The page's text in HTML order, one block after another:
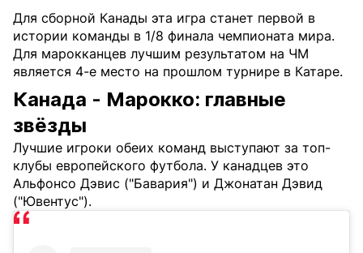
Для сборной Канады эта игра станет первой в
истории команды в 1/8 финала чемпионата мира.
Для марокканцев лучшим результатом на ЧМ
является 4-е место на прошлом турнире в Катаре.
Канада - Марокко: главные
звёзды
Лучшие игроки обеих команд выступают за топ-
клубы европейского футбола. У канадцев это
Альфонсо Дэвис ("Бавария") и Джонатан Дэвид
("Ювентус").